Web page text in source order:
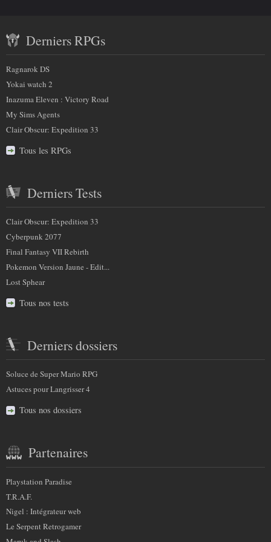
p
)
:
plus
sur
nous
récent
et
partenaires
Derniers RPGs
Ragnarok DS
Yokai watch 2
Inazuma Eleven : Victory Road
My Sims Agents
Clair Obscur: Expedition 33
Tous les RPGs
Derniers Tests
Clair Obscur: Expedition 33
Cyberpunk 2077
Final Fantasy VII Rebirth
Pokemon Version Jaune - Edit...
Lost Sphear
Tous nos tests
Derniers dossiers
Soluce de Super Mario RPG
Astuces pour Langrisser 4
Tous nos dossiers
Partenaires
Playstation Paradise
T.R.A.F.
Nigel : Intégrateur web
Le Serpent Retrogamer